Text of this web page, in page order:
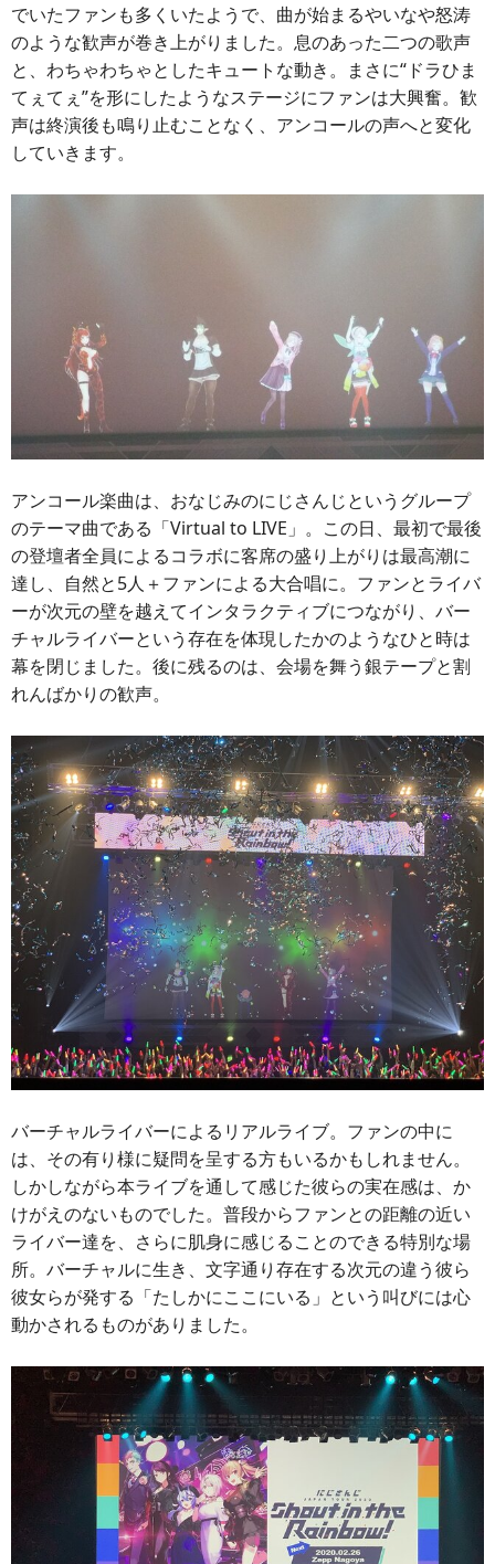
でいたファンも多くいたようで、曲が始まるやいなや怒涛
のような歓声が巻き上がりました。息のあった二つの歌声
と、わちゃわちゃとしたキュートな動き。まさに“ドラひま
てぇてぇ”を形にしたようなステージにファンは大興奮。歓
声は終演後も鳴り止むことなく、アンコールの声へと変化
していきます。
アンコール楽曲は、おなじみのにじさんじというグループ
のテーマ曲である「Virtual to LIVE」。この日、最初で最後
の登壇者全員によるコラボに客席の盛り上がりは最高潮に
達し、自然と5人＋ファンによる大合唱に。ファンとライバ
ーが次元の壁を越えてインタラクティブにつながり、バー
チャルライバーという存在を体現したかのようなひと時は
幕を閉じました。後に残るのは、会場を舞う銀テープと割
れんばかりの歓声。
バーチャルライバーによるリアルライブ。ファンの中に
は、その有り様に疑問を呈する方もいるかもしれません。
しかしながら本ライブを通して感じた彼らの実在感は、か
けがえのないものでした。普段からファンとの距離の近い
ライバー達を、さらに肌身に感じることのできる特別な場
所。バーチャルに生き、文字通り存在する次元の違う彼ら
彼女らが発する「たしかにここにいる」という叫びには心
動かされるものがありました。